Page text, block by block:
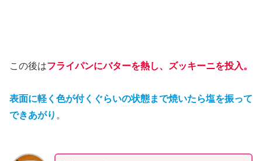
この後はフライパンにバターを熱し、ズッキーニを投入。
表面に軽く色が付くぐらいの状態まで焼いたら塩を振って
できあがり 。